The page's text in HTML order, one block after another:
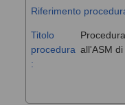
Riferimento
Titolo
procedura
:
all'ASM